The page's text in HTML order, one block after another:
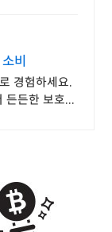
비
경험하세요.
든든한 보호